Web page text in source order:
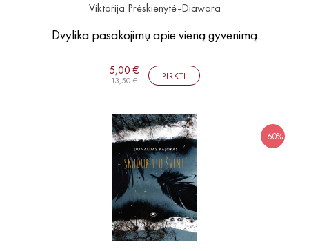
Viktorija Prėskienytė-Diawara
Dvylika pasakojimų apie vieną gyvenimą
5,00 €
13,50 €
PIRKTI
-60%